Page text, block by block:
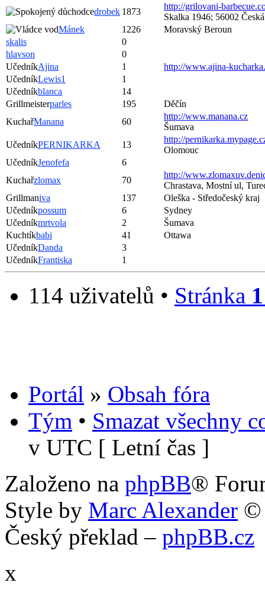
drobek 1873
http://grilovani-
Skalka 1946; 56002
Mánek
1226
Moravský Beroun
skalis
0
hlavson
0
UčedníkAjina 1
http://www.ajina-
UčedníkLewis1
1
Učedníkblanca
14
Grillmeisterparles 195
Děčín
KuchařManana 60
http://www.manana.cz
Šumava
UčedníkPERNIKARKA 13
http://
Olomouc
UčedníkJenofefa
6
Kuchařzlomax 70
http://
Chrastava, Mostní ul,
Grillmaniva 137
Oleška - Středočeský kraj
Učedníkpossum 6
Sydney
Učedníkmrtvola 2
Šumava
Kuchtíkbabi 41
Ottawa
UčedníkDanda
3
UčedníkFrantiska 1
114 uživatelů • Stránka 1
Portál » Obsah fóra
Tým • Smazat všechny
v UTC [ Letní čas ]
Založeno na phpBB®
Style by Marc Alexander ©
Český překlad – phpBB.cz
x